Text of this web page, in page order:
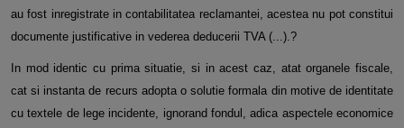
au fost inregistrate in contabilitatea reclamantei, acestea nu pot constitui
documente justificative in vederea deducerii TVA (...).?
In mod identic cu prima situatie, si in acest caz, atat organele fiscale,
cat si instanta de recurs adopta o solutie formala din motive de identitate
cu textele de lege incidente, ignorand fondul, adica aspectele economice